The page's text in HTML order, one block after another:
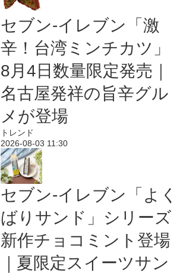
セブン-イレブン「激
辛！台湾ミンチカツ」
8月4日数量限定発売｜
名古屋発祥の旨辛グル
メが登場
トレンド
2026-08-03 11:30
セブン‐イレブン「よく
ばりサンド」シリーズ
新作チョコミント登場
｜夏限定スイーツサン